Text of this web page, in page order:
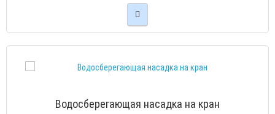
Водосберегающая насадка на кран